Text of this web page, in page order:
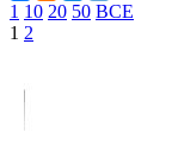
1 10 20 50 ВСЕ
1 2